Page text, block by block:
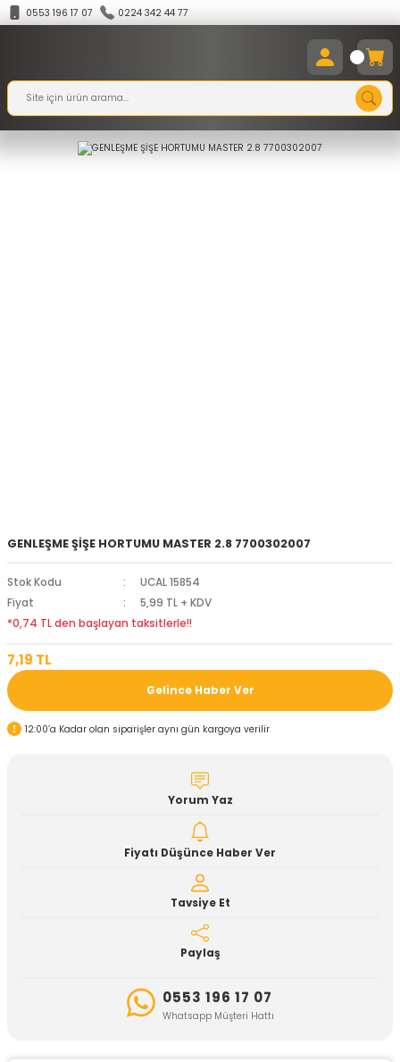
0553 196 17 07 0224 342 44 77
GENLEŞME ŞİŞE HORTUMU MASTER 2.8 7700302007
Stok Kodu
UCAL 15854
Fiyat
5,99 TL + KDV
*0,74 TL den başlayan taksitlerle!!
7,19 TL
Gelince Haber Ver
12:00’a Kadar olan siparişler aynı gün kargoya verilir
Yorum Yaz
Fiyatı Düşünce Haber Ver
Tavsiye Et
Paylaş
0553 196 17 07
Whatsapp Müşteri Hattı